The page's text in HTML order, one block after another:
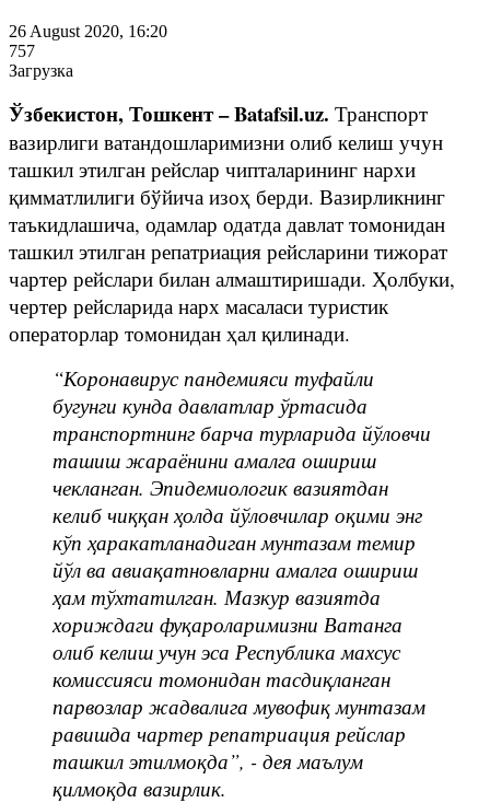
26 August 2020, 16:20
757
Загрузка
Ўзбекистон, Тошкент – Batafsil.uz. Транспорт
вазирлиги ватандошларимизни олиб келиш учун
ташкил этилган рейслар чипталарининг нархи
қимматлилиги бўйича изоҳ берди. Вазирликнинг
таъкидлашича, одамлар одатда давлат томонидан
ташкил этилган репатриация рейсларини тижорат
чартер рейслари билан алмаштиришади. Ҳолбуки,
чертер рейсларида нарх масаласи туристик
операторлар томонидан ҳал қилинади.
“Коронавирус пандемияси туфайли
бугунги кунда давлатлар ўртасида
транспортнинг барча турларида йўловчи
ташиш жараёнини амалга ошириш
чекланган. Эпидемиологик вазиятдан
келиб чиққан ҳолда йўловчилар оқими энг
кўп ҳаракатланадиган мунтазам темир
йўл ва авиақатновларни амалга ошириш
ҳам тўхтатилган. Мазкур вазиятда
хориждаги фуқароларимизни Ватанга
олиб келиш учун эса Республика махсус
комиссияси томонидан тасдиқланган
парвозлар жадвалига мувофиқ мунтазам
равишда чартер репатриация рейслар
ташкил этилмоқда”, - дея маълум
қилмоқда вазирлик.